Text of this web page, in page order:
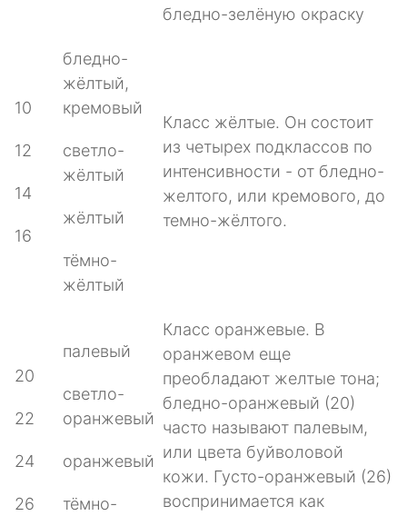
бледно-зелёную окраску
10
12
14
16
бледно-
жёлтый,
кремовый
светло-
жёлтый
жёлтый
тёмно-
жёлтый
Класс жёлтые. Он состоит
из четырех подклассов по
интенсивности - от бледно-
желтого, или кремового, до
темно-жёлтого.
20
22
24
26
палевый
светло-
оранжевый
оранжевый
тёмно-
Класс оранжевые. В
оранжевом еще
преобладают желтые тона;
бледно-оранжевый (20)
часто называют палевым,
или цвета буйволовой
кожи. Густо-оранжевый (26)
воспринимается как